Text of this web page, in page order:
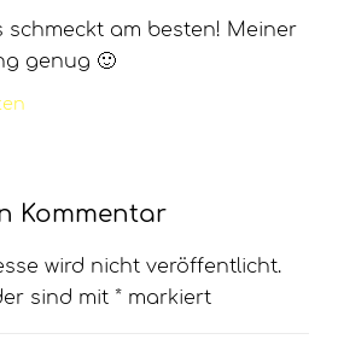
schmeckt am besten! Meiner
genug 🙂
Kommentar
wird nicht veröffentlicht.
sind mit * markiert